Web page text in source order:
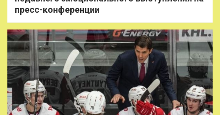
пресс-конференции